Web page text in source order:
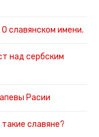
О славянском имени.
над сербским
Расии
такие славяне?